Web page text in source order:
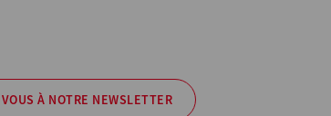
À NOTRE NEWSLETTER